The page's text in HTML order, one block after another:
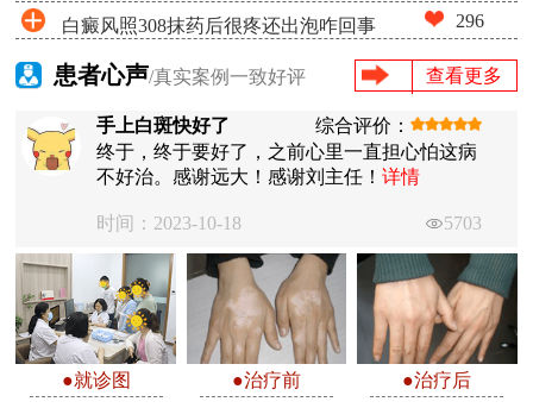
白癜风照308抹药后很疼还出泡咋回事 296
患者心声/真实案例一致好评 查看更多
手上白斑快好了
综合评价：
终于，终于要好了，之前心里一直担心怕这病
不好治。感谢远大！感谢刘主任！详情
时间：2023-10-18 5703
●就诊图 ●治疗前 ●治疗后